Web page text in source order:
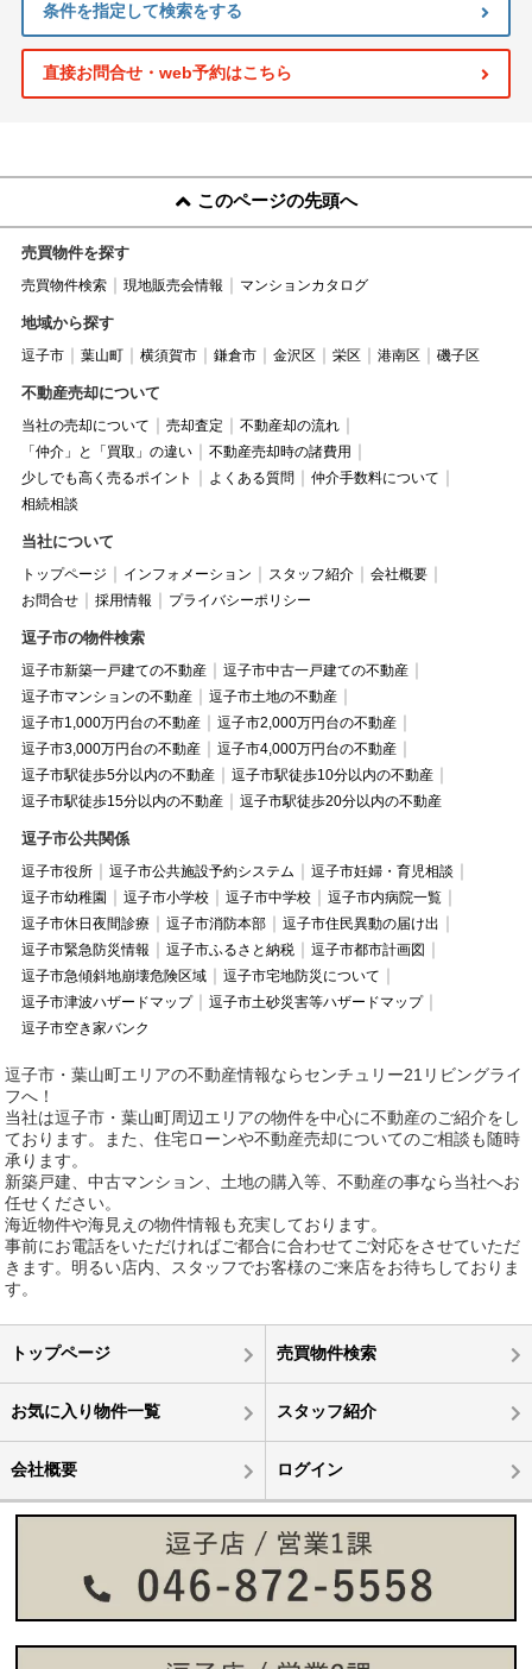
条件を指定して検索をする
直接お問合せ・web予約はこちら
このページの先頭へ
売買物件を探す
売買物件検索 現地販売会情報 マンションカタログ
地域から探す
逗子市 葉山町 横須賀市 鎌倉市 金沢区 栄区 港南区 磯子区
不動産売却について
当社の売却について 売却査定
不動産却の流れ
「仲介」と「買取」の違い
不動産売却時の諸費用
少しでも高く売るポイント
よくある質問
仲介手数料について
相続相談
当社について
トップページ インフォメーション スタッフ紹介
会社概要
お問合せ
採用情報 プライバシーポリシー
逗子市の物件検索
逗子市新築一戸建ての不動産
逗子市中古一戸建ての不動産
逗子市マンションの不動産
逗子市土地の不動産
逗子市1,000万円台の不動産
逗子市2,000万円台の不動産
逗子市3,000万円台の不動産
逗子市4,000万円台の不動産
逗子市駅徒歩5分以内の不動産
逗子市駅徒歩10分以内の不動産
逗子市駅徒歩15分以内の不動産
逗子市駅徒歩20分以内の不動産
逗子市公共関係
逗子市役所 逗子市公共施設予約システム
逗子市妊婦・育児相談
逗子市幼稚園
逗子市小学校 逗子市中学校
逗子市内病院一覧
逗子市休日夜間診療
逗子市消防本部
逗子市住民異動の届け出
逗子市緊急防災情報
逗子市ふるさと納税
逗子市都市計画図
逗子市急傾斜地崩壊危険区域
逗子市宅地防災について
逗子市津波ハザードマップ
逗子市土砂災害等ハザードマップ
逗子市空き家バンク
逗子市・葉山町エリアの不動産情報ならセンチュリー21リビングライ
フへ！
当社は逗子市・葉山町周辺エリアの物件を中心に不動産のご紹介をし
ております。また、住宅ローンや不動産売却についてのご相談も随時
承ります。
新築戸建、中古マンション、土地の購入等、不動産の事なら当社へお
任せください。
海近物件や海見えの物件情報も充実しております。
事前にお電話をいただければご都合に合わせてご対応をさせていただ
きます。明るい店内、スタッフでお客様のご来店をお待ちしておりま
す。
トップページ 売買物件検索
お気に入り物件一覧 スタッフ紹介
会社概要 ログイン